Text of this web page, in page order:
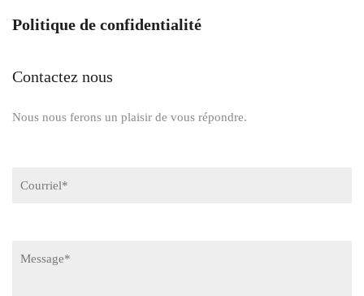
Politique de confidentialité
Contactez nous
Nous nous ferons un plaisir de vous répondre.